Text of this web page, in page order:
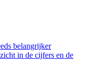
belangrijker
in de cijfers en de